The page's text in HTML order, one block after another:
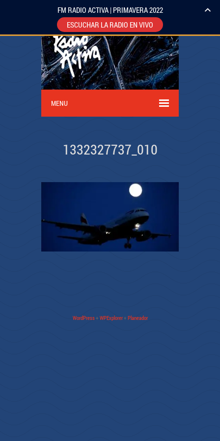
MENU
1332327737_010
WordPress+ WPExplorer+ Planeador
FM RADIO ACTIVA | PRIMAVERA 2022
ESCUCHAR LA RADIO EN VIVO